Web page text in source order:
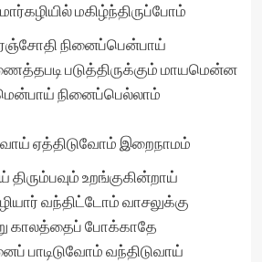
மகிழ்ந்திருப்போம்
நினைப்பென்பாய்
படுத்திருக்கும் மாயமென்ன
நினைப்பெல்லாம்
ஏத்திடுவோம் இறைநாமம்
திரும்பவும் உறங்குகின்றாய்
வந்திட்டோம் வாசலுக்கு
காலத்தைப் போக்காதே
பாடிடுவோம் வந்திடுவாய்